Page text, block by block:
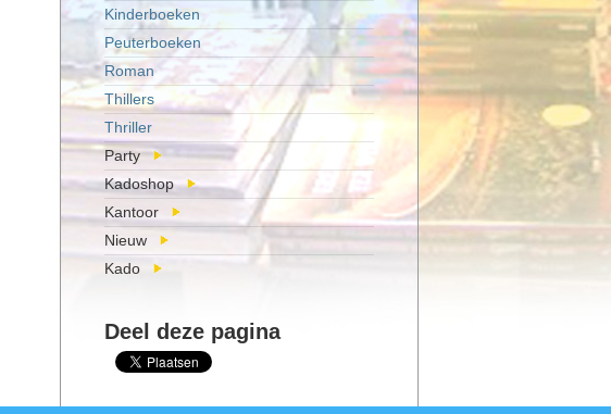
Kinderboeken
Peuterboeken
Roman
Thillers
Thriller
Party
Kadoshop
Kantoor
Nieuw
Kado
Deel deze pagina